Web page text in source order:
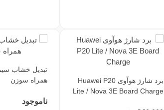
برد شارژ هوآوی Huawei P20
Lite / Nova 3E Board Charge
تبدیل خشاب
همراه سوزن
ناموجود